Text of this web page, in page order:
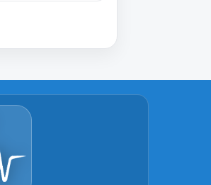
تم التقييم